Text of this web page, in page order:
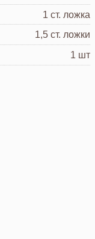
1 ст. ложка
1,5 ст. ложки
1 шт